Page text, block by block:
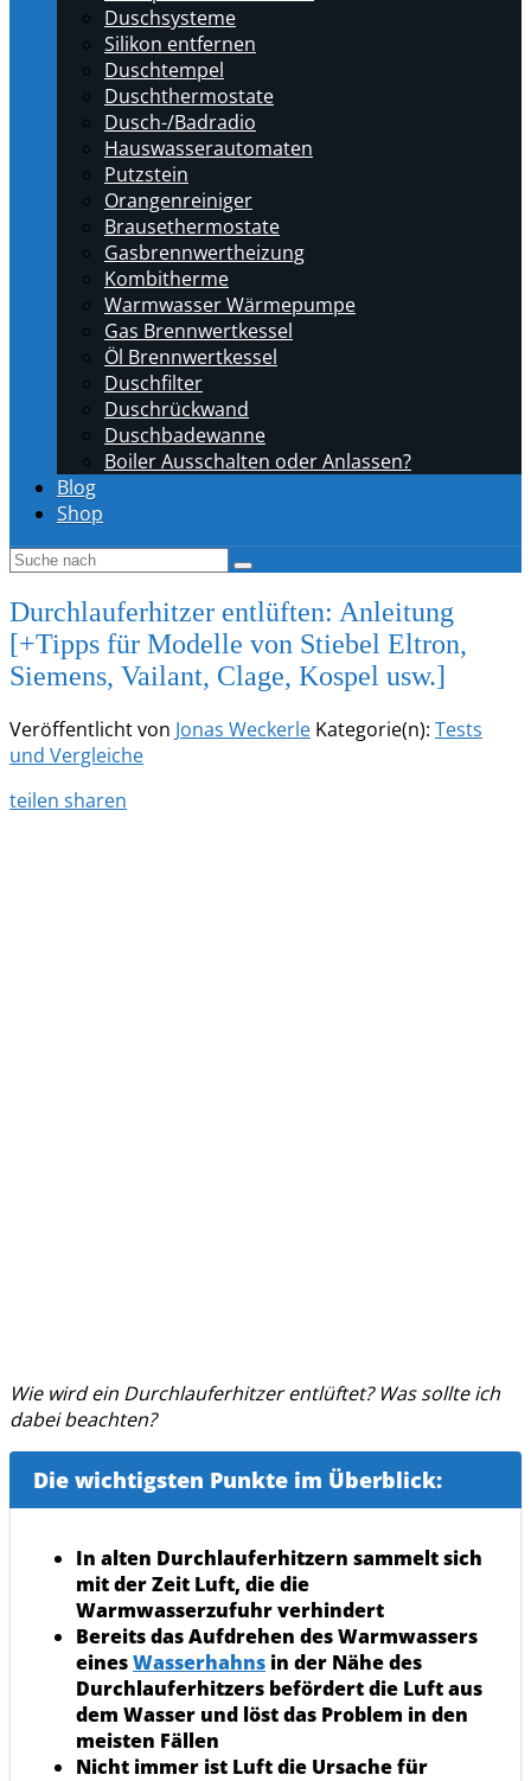
Duschsysteme
Silikon entfernen
Duschtempel
Duschthermostate
Dusch-/Badradio
Hauswasserautomaten
Putzstein
Orangenreiniger
Brausethermostate
Gasbrennwertheizung
Kombitherme
Warmwasser Wärmepumpe
Gas Brennwertkessel
Öl Brennwertkessel
Duschfilter
Duschrückwand
Duschbadewanne
Boiler Ausschalten oder Anlassen?
Blog
Shop
Durchlauferhitzer entlüften: Anleitung
[+Tipps für Modelle von Stiebel Eltron,
Siemens, Vailant, Clage, Kospel usw.]
Veröffentlicht von Jonas Weckerle Kategorie(n): Tests
und Vergleiche
teilen sharen
Wie wird ein Durchlauferhitzer entlüftet? Was sollte ich
dabei beachten?
Die wichtigsten Punkte im Überblick:
In alten Durchlauferhitzern sammelt sich
mit der Zeit Luft, die die
Warmwasserzufuhr verhindert
Bereits das Aufdrehen des Warmwassers
einesWasserhahns in der Nähe des
Durchlauferhitzers befördert die Luft aus
dem Wasser und löst das Problem in den
meisten Fällen
Nicht immer ist Luft die Ursache für